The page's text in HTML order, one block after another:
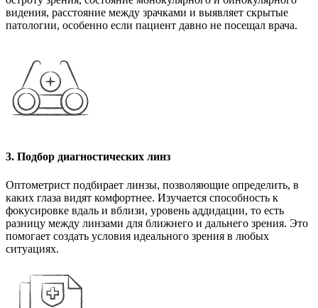
видения, расстояние между зрачками и выявляет скрытые
патологии, особенно если пациент давно не посещал врача.
3. Подбор диагностических линз
Оптометрист подбирает линзы, позволяющие определить, в
каких глаза видят комфортнее. Изучается способность к
фокусировке вдаль и вблизи, уровень аддидации, то есть
разницу между линзами для ближнего и дальнего зрения. Это
помогает создать условия идеального зрения в любых
ситуациях.